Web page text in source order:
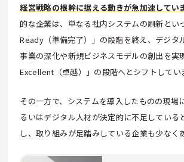
経営戦略の根幹に据える動きが急加速していま
的な企業は、単なる社内システムの刷新とい
Ready（準備完了）」の段階を終え、デジタ
事業の深化や新規ビジネスモデルの創出を実
Excellent（卓越）」の段階へとシフトしてい
その一方で、システムを導入したものの現場
るいはデジタル人材が決定的に不足している
し、取り組みが足踏みしている企業も少なく